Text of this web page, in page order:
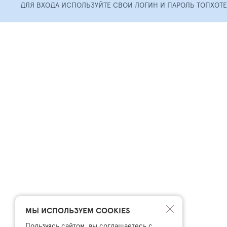
ДЛЯ ВХОДА ИСПОЛЬЗУЙТЕ СВОИ ЛОГИН И ПАРОЛЬ
МЫ ИСПОЛЬЗУЕМ COOKIES